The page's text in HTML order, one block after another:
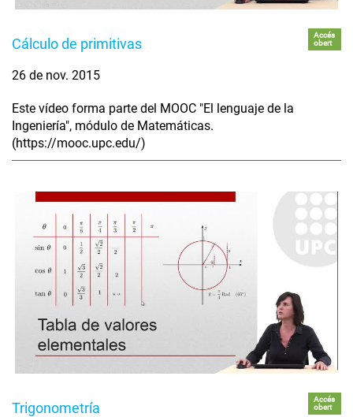
Cálculo de primitivas
Accés
obert
26 de nov. 2015
Este vídeo forma parte del MOOC "El lenguaje de la
Ingeniería", módulo de Matemáticas.
(https://mooc.upc.edu/)
Trigonometría
Accés
obert